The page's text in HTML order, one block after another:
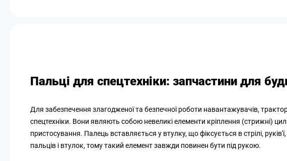
Пальці для спецтехніки: запчастини для
Для забезпечення злагодженої та безпечної роботи навантажувачів,
спецтехніки. Вони являють собою невеликі елементи кріплення (стрижні)
пристосування. Палець вставляється у втулку, що фіксується в стрілі,
пальців і втулок, тому такий елемент завжди повинен бути під рукою.